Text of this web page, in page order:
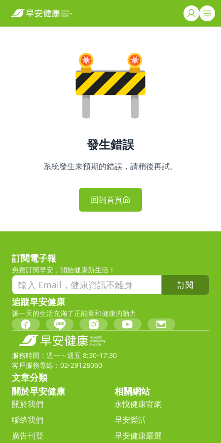
發生錯誤
系統發生未預期的錯誤，請稍後再試。
回到首頁
訂閱電子報
免費訂閱早安，開始健康新生活！
訂閱
追蹤早安健康
讓一天的生活充滿了正能量和健康的動力
服務時間：週一～週五 8:30-17:30
客戶服務專線：02-29128060
文章分類
關於早安健康
關於我們
聯絡我們
廣告刊登
相關網站
永悅健康官網
早安樂活
早安健康嚴選